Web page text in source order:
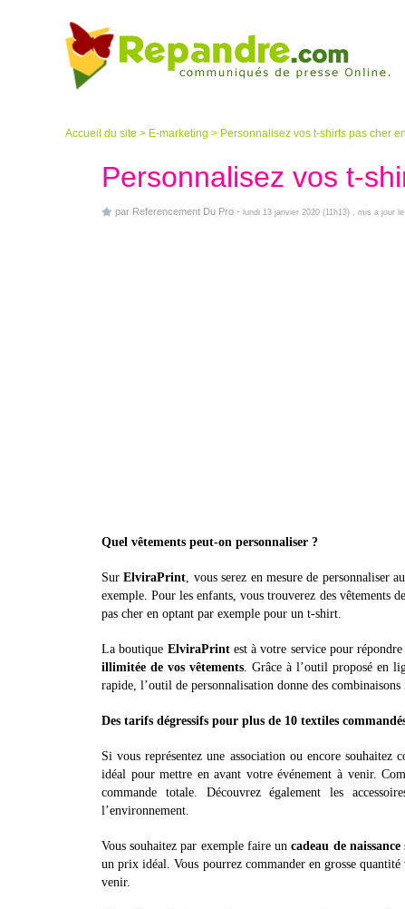
Accueil du site > E-marketing > Personnalisez vos t-shirts pas cher
Personnalisez vos t-
par Referencement Du Pro - lundi 13 janvier 2020 (11h13) , mis a jour
Quel vêtements peut-on personnaliser ?
SurElviraPrint , vous serez en mesure de personnaliser
exemple. Pour les enfants, vous trouverez des vêtements
pas cher en optant par exemple pour un t-shirt.
La boutique ElviraPrintest à votre service pour
illimitée de vos vêtements . Grâce à l’outil proposé en
rapide, l’outil de personnalisation donne des
Des tarifs dégressifs pour plus de 10 textiles
Si vous représentez une association ou encore
idéal pour mettre en avant votre événement à venir.
commande totale. Découvrez également les
l’environnement.
Vous souhaitez par exemple faire un cadeau de naissance
un prix idéal. Vous pourrez commander en grosse
venir.